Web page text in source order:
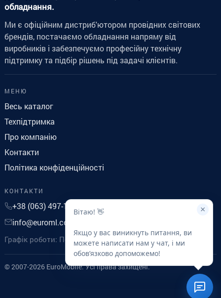
Вітаю! 👋
Якщо у вас виникнуть питання, ви
можете написати нам у чат, і ми
обовʼязково допоможемо!
×
обладнання.
Ми є офіційним дистриб'ютором провідних світових
брендів, постачаємо обладнання напряму від
виробників і забезпечуємо професійну технічну
підтримку та підбір рішень під задачі клієнтів.
МЕНЮ
Весь каталог
Техпідтримка
Про компанію
Контакти
Політика конфіденційності
КОНТАКТИ
+38 (063) 497-14-41
info@euroml.com.ua
Графік роботи: Понеділок-П'ятниця з 9 до 18
© 2007-2026 EuroMobile. Усі права захищені.